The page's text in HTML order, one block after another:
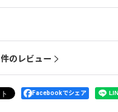
件のレビュー
Facebookでシェア